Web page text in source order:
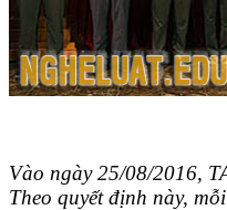
Vào ngày 25/08/2016,
Theo quyết định này,